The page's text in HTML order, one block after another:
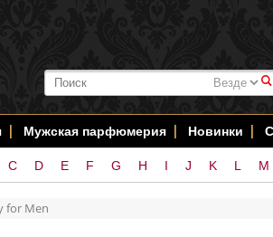
#
Мужская парфюмерия Новинки
C D E F G H I J K L M
for Men